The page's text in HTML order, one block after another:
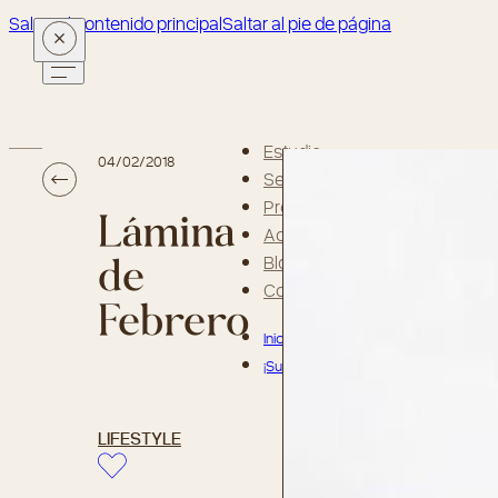
Saltar al contenido principalSaltar al pie de página
Estudio
Servicios
Proyectos
Academia AG
Blog
Contacto
Inicia Sesión o Regístrate
¡Suscríbete a la newsletter!
04/02/2018
Lámina
de
Febrero
LIFESTYLE